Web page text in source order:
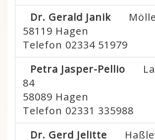
Dr. Gerald Janik
58119 Hagen
Telefon 02334 51979
Petra Jasper-Pellio
84
58089 Hagen
Telefon 02331 335988
Dr. Gerd Jelitte